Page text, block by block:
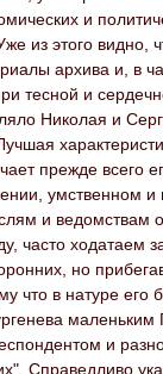
и
из этого видно,
архива и, в
тесной и
Николая и
прежде всего
умственном
и ведомствам
часто ходатаем
но
что в натуре его
и
Справедливо